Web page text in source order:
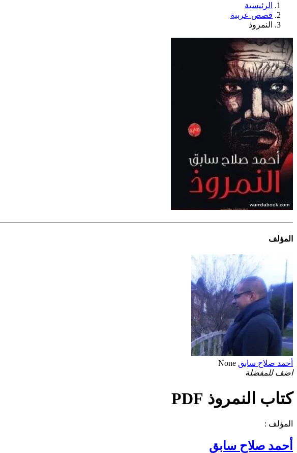
الرئيسية
قصص عربية
النمروذ
المؤلف
أحمد صلاح سابق None
اضف للمفضلة
كتاب النمروذ PDF
المؤلف :
أحمد صلاح سابق